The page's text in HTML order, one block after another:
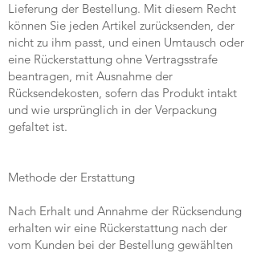
Lieferung der Bestellung. Mit diesem Recht
können Sie jeden Artikel zurücksenden, der
nicht zu ihm passt, und einen Umtausch oder
eine Rückerstattung ohne Vertragsstrafe
beantragen, mit Ausnahme der
Rücksendekosten, sofern das Produkt intakt
und wie ursprünglich in der Verpackung
gefaltet ist.
Methode der Erstattung
Nach Erhalt und Annahme der Rücksendung
erhalten wir eine Rückerstattung nach der
vom Kunden bei der Bestellung gewählten